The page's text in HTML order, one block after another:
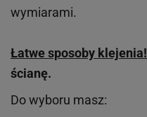
wymiarami.
Łatwe sposoby klejenia!
ścianę.
Do wyboru masz: